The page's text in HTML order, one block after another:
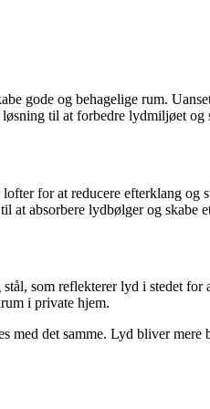
gode og behagelige rum.
til at forbedre lydmiljøet
for at reducere efterklang
at absorbere lydbølger og
som reflekterer lyd i stedet
i private hjem.
det samme. Lyd bliver mere